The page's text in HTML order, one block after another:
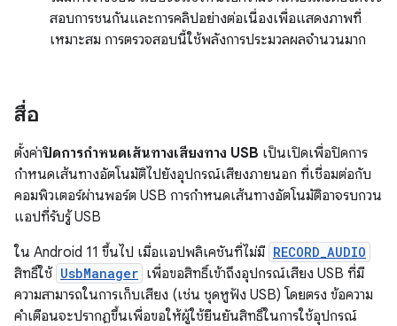
สอบการชนกันและการคลิปอย่างต่อเนื่องเพื่อแสดงภาพที่
เหมาะสม การตรวจสอบนี้ใช้พลังการประมวลผลจำนวนมาก
สื่อ
ตั้งค่าปิดการกำหนดเส้นทางเสียงทาง USB เป็นเปิดเพื่อปิดการ
กำหนดเส้นทางอัตโนมัติไปยังอุปกรณ์เสียงภายนอก ที่เชื่อมต่อกับ
คอมพิวเตอร์ผ่านพอร์ต USB การกำหนดเส้นทางอัตโนมัติอาจรบกวน
แอปที่รับรู้ USB
ใน Android 11 ขึ้นไป เมื่อแอปพลิเคชันที่ไม่มี RECORD_AUDIO
สิทธิ์ใช้ UsbManager เพื่อขอสิทธิ์เข้าถึงอุปกรณ์เสียง USB ที่มี
ความสามารถในการเก็บเสียง (เช่น ชุดหูฟัง USB) โดยตรง ข้อความ
คำเตือนจะปรากฏขึ้นเพื่อขอให้ผู้ใช้ยืนยันสิทธิ์ในการใช้อุปกรณ์